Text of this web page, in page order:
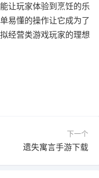
让玩家体验到烹饪的乐
易懂的操作让它成为了
经营类游戏玩家的理想
下一个
遗失寓言手游下载